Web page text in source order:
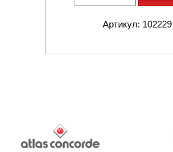
Артикул: 102229